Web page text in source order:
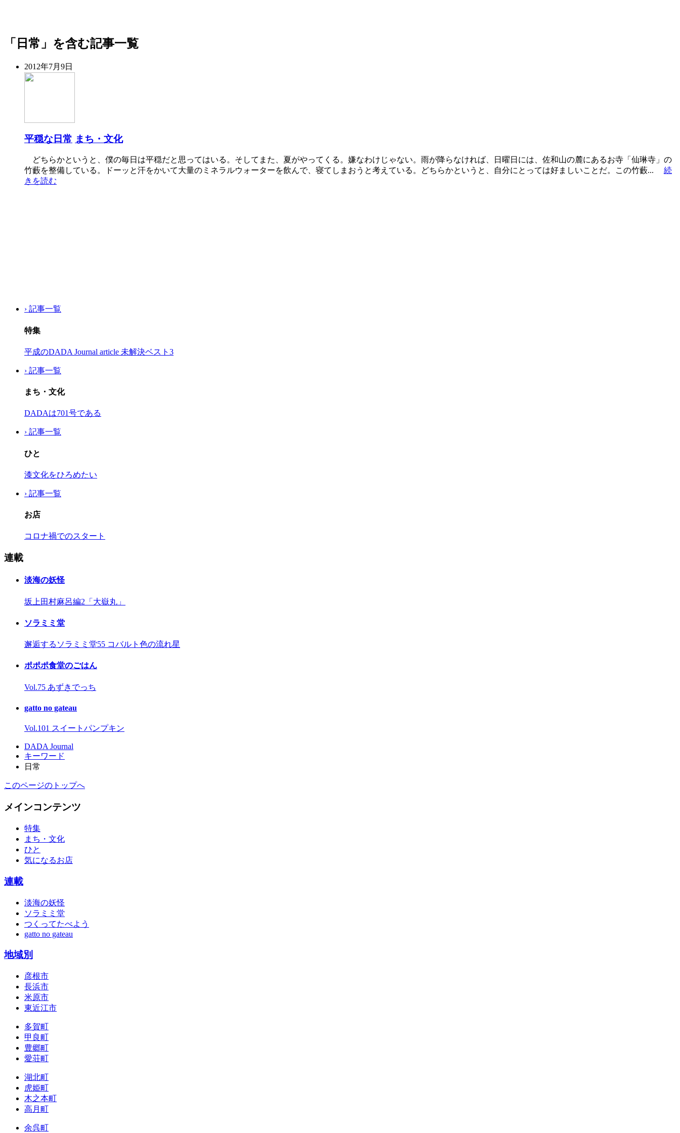
「日常」を含む記事一覧
2012年7月9日
平穏な日常 まち・文化
どちらかというと、僕の毎日は平穏だと思ってはいる。そしてまた、夏がやってくる。嫌なわけじゃない。雨が降らなければ、日曜日には、佐和山の麓にあるお寺「仙琳寺」の
竹藪を整備している。ドーッと汗をかいて大量のミネラルウォーターを飲んで、寝てしまおうと考えている。どちらかというと、自分にとっては好ましいことだ。この竹藪... 続
きを読む
› 記事一覧
特集
平成のDADA Journal article 未解決ベスト3
› 記事一覧
まち・文化
DADAは701号である
› 記事一覧
ひと
漆文化をひろめたい
› 記事一覧
お店
コロナ禍でのスタート
連載
淡海の妖怪
坂上田村麻呂編2「大嶽丸」
ソラミミ堂
邂逅するソラミミ堂55 コバルト色の流れ星
ポポポ食堂のごはん
Vol.75 あずきでっち
gatto no gateau
Vol.101 スイートパンプキン
DADA Journal
キーワード
日常
このページのトップへ
メインコンテンツ
特集
まち・文化
ひと
気になるお店
連載
淡海の妖怪
ソラミミ堂
つくってたべよう
gatto no gateau
地域別
彦根市
長浜市
米原市
東近江市
多賀町
甲良町
豊郷町
愛荘町
湖北町
虎姫町
木之本町
高月町
余呉町